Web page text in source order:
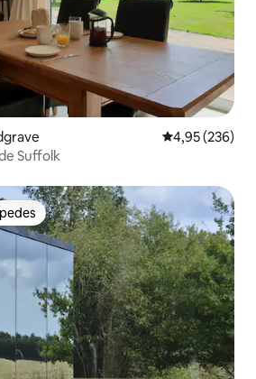
4,95 de uma
4,95 (236)
Suffolk
dos hóspedes